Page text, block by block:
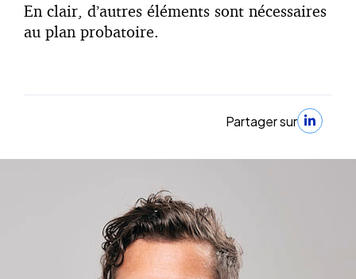
En clair, d’autres éléments sont nécessaires
au plan probatoire.
Partager sur